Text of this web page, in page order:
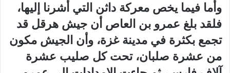
وأما فيما يخص معركة داثن التي أشرنا إليها،
فلقد بلغ عمرو بن العاص أن جيش هرقل قد
تجمع بكثرة في مدينة غزة، وأن الجيش مكون
من عشرة صلبان، تحت كل صليب عشرة